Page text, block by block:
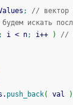
;
// вектор
искать
; i < n; i++ )
//
push_back( val )